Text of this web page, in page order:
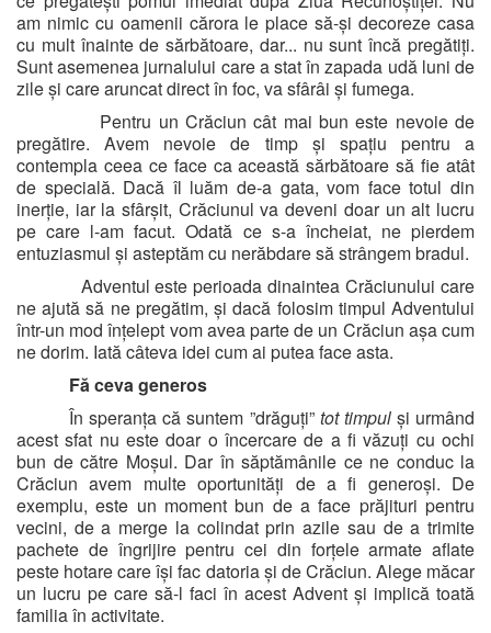
am nimic cu oamenii cărora le place să-și decoreze casa
cu mult înainte de sărbătoare, dar... nu sunt încă pregătiți.
Sunt asemenea jurnalului care a stat în zapada udă luni de
zile și care aruncat direct în foc, va sfârâi și fumega.
Pentru un Crăciun cât mai bun este nevoie de
pregătire. Avem nevoie de timp și spațiu pentru a
contempla ceea ce face ca această sărbătoare să fie atât
de specială. Dacă îl luăm de-a gata, vom face totul din
inerție, iar la sfârșit, Crăciunul va deveni doar un alt lucru
pe care l-am facut. Odată ce s-a încheiat, ne pierdem
entuziasmul și asteptăm cu nerăbdare să strângem bradul.
Adventul este perioada dinaintea Crăciunului care
ne ajută să ne pregătim, și dacă folosim timpul Adventului
într-un mod înțelept vom avea parte de un Crăciun așa cum
ne dorim. Iată câteva idei cum ai putea face asta.
Fă ceva generos
În speranța că suntem ”drăguți” tot timpul și urmând
acest sfat nu este doar o încercare de a fi văzuți cu ochi
bun de către Moșul. Dar în săptămânile ce ne conduc la
Crăciun avem multe oportunități de a fi generoși. De
exemplu, este un moment bun de a face prăjituri pentru
vecini, de a merge la colindat prin azile sau de a trimite
pachete de îngrijire pentru cei din forțele armate aflate
peste hotare care își fac datoria și de Crăciun. Alege măcar
un lucru pe care să-l faci în acest Advent și implică toată
familia în activitate.